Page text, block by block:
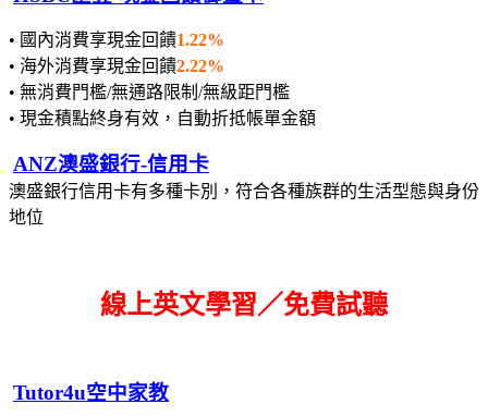
• 國內消費享現金回饋1.22%
• 海外消費享現金回饋2.22%
• 無消費門檻/無通路限制/無級距門檻
• 現金積點終身有效，自動折抵帳單金額
ANZ澳盛銀行-信用卡
澳盛銀行信用卡有多種卡別，符合各種族群的生活型態與身份
地位
線上英文學習／免費試聽
Tutor4u空中家教